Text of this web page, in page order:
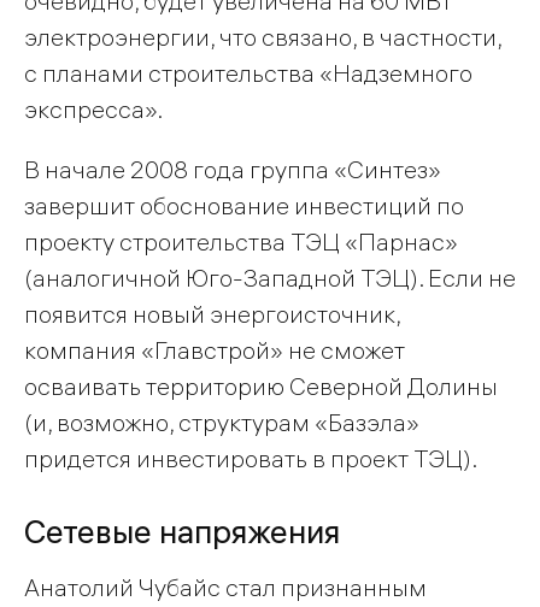
электроэнергии, что связано, в частности,
с планами строительства «Надземного
экспресса».
В начале 2008 года группа «Синтез»
завершит обоснование инвестиций по
проекту строительства ТЭЦ «Парнас»
(аналогичной Юго-Западной ТЭЦ). Если не
появится новый энергоисточник,
компания «Главстрой» не сможет
осваивать территорию Северной Долины
(и, возможно, структурам «Базэла»
придется инвестировать в проект ТЭЦ).
Сетевые напряжения
Анатолий Чубайс стал признанным